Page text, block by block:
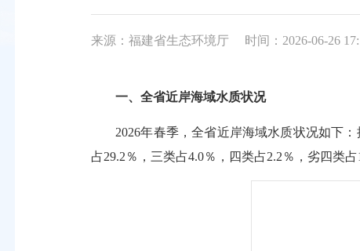
来源：福建省生态环境厅 时间：2026-06-26
一、全省近岸海域水质状况
2026年春季，全省近岸海域水质状况如下
占29.2％，三类占4.0％，四类占2.2％，劣四类